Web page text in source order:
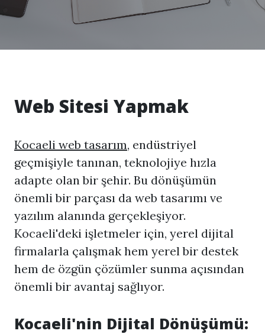
Web Sitesi Yapmak
Kocaeli web tasarım, endüstriyel
geçmişiyle tanınan, teknolojiye hızla
adapte olan bir şehir. Bu dönüşümün
önemli bir parçası da web tasarımı ve
yazılım alanında gerçekleşiyor.
Kocaeli'deki işletmeler için, yerel dijital
firmalarla çalışmak hem yerel bir destek
hem de özgün çözümler sunma açısından
önemli bir avantaj sağlıyor.
Kocaeli'nin Dijital Dönüşümü: